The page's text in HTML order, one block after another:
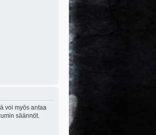
voi myös antaa
säännöt.